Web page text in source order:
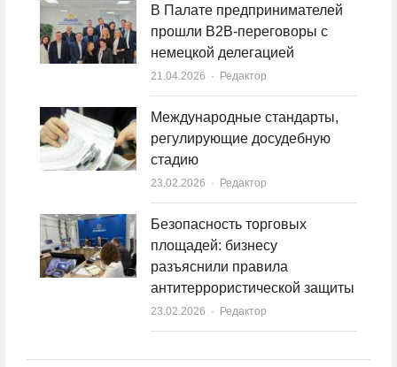
В Палате предпринимателей
прошли B2B-переговоры с
немецкой делегацией
21.04.2026 Author
Редактор
Международные стандарты,
регулирующие досудебную
стадию
23.02.2026 Author
Редактор
Безопасность торговых
площадей: бизнесу
разъяснили правила
антитеррористической защиты
23.02.2026 Author
Редактор